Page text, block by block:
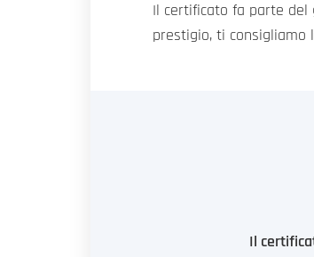
Il certificato fa parte del
prestigio, ti consigliamo
Il